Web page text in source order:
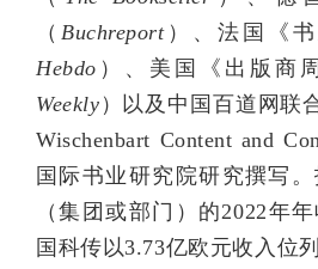
（ Buchreport）、法国《
Hebdo ）、美国《出版商
Weekly ）以及中国百道网联
Wischenbart Content and
国际书业研究院研究撰写
（集团或部门）的2022年
国科传以3.73亿欧元收入位